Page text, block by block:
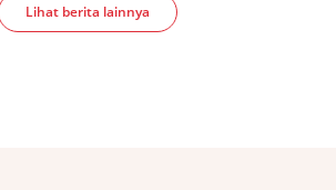
Lihat berita lainnya